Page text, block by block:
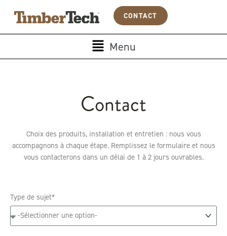
CONTACT
Main
Menu
Menu
Contact
Choix des produits, installation et entretien : nous vous
accompagnons à chaque étape. Remplissez le formulaire et nous
vous contacterons dans un délai de 1 à 2 jours ouvrables.
Type de sujet*